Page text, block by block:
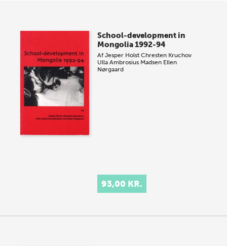
School-development in
Mongolia 1992-94
AfJesper Holst Chresten Kruchov
Ulla Ambrosius Madsen Ellen
Nørgaard
93,00 KR.